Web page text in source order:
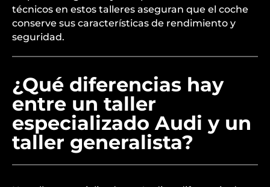
técnicos en estos talleres aseguran que el coche
conserve sus características de rendimiento y
seguridad.
¿Qué diferencias hay
entre un taller
especializado Audi y un
taller generalista?